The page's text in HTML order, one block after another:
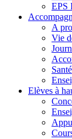
EPS
A
Vie
Santé
Elèves à